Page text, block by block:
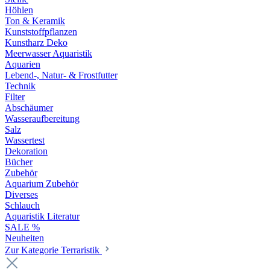
Höhlen
Ton & Keramik
Kunststoffpflanzen
Kunstharz Deko
Meerwasser Aquaristik
Aquarien
Lebend-, Natur- & Frostfutter
Technik
Filter
Abschäumer
Wasseraufbereitung
Salz
Wassertest
Dekoration
Bücher
Zubehör
Aquarium Zubehör
Diverses
Schlauch
Aquaristik Literatur
SALE %
Neuheiten
Zur Kategorie Terraristik